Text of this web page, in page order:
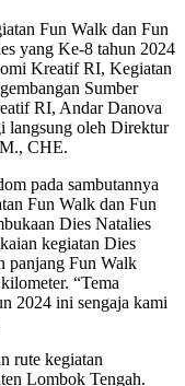
Fun Walk dan Fun
yang Ke-8 tahun 2024
Kreatif RI, Kegiatan
Sumber
RI, Andar Danova
langsung oleh Direktur
CHE.
pada sambutannya
Fun Walk dan Fun
Dies Natalies
kegiatan Dies
panjang Fun Walk
“Tema
2024 ini sengaja kami
rute kegiatan
Lombok Tengah.